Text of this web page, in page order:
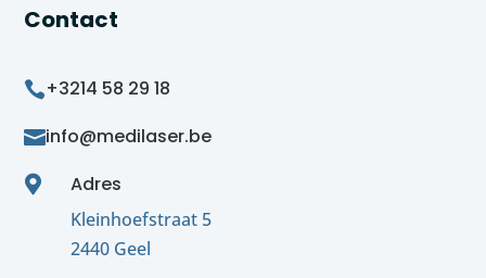
Contact
+3214 58 29 18
info@medilaser.be
 Adres
Kleinhoefstraat 5
2440 Geel